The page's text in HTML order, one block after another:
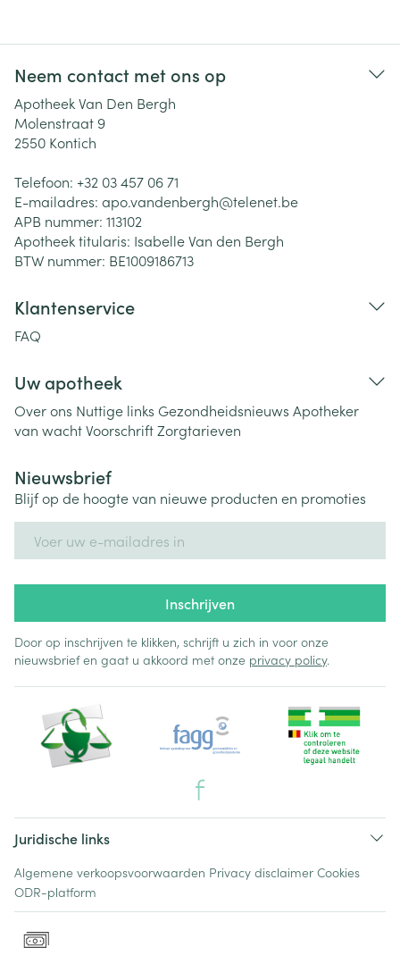
Neem contact met ons op
Apotheek Van Den Bergh
Molenstraat 9
2550 Kontich
Telefoon: +32 03 457 06 71
E-mailadres: apo.vandenbergh@telenet.be
APB nummer: 113102
Apotheek titularis: Isabelle Van den Bergh
BTW nummer: BE1009186713
Klantenservice
FAQ
Uw apotheek
Over ons Nuttige links Gezondheidsnieuws Apotheker
van wachtVoorschriftZorgtarieven
Nieuwsbrief
Blijf op de hoogte van nieuwe producten en promoties
Inschrijven
Door op inschrijven te klikken, schrijft u zich in voor onze
nieuwsbrief en gaat u akkoord met onze privacy policy.
Juridische links
Algemene verkoopsvoorwaarden Privacy disclaimer Cookies
ODR-platform